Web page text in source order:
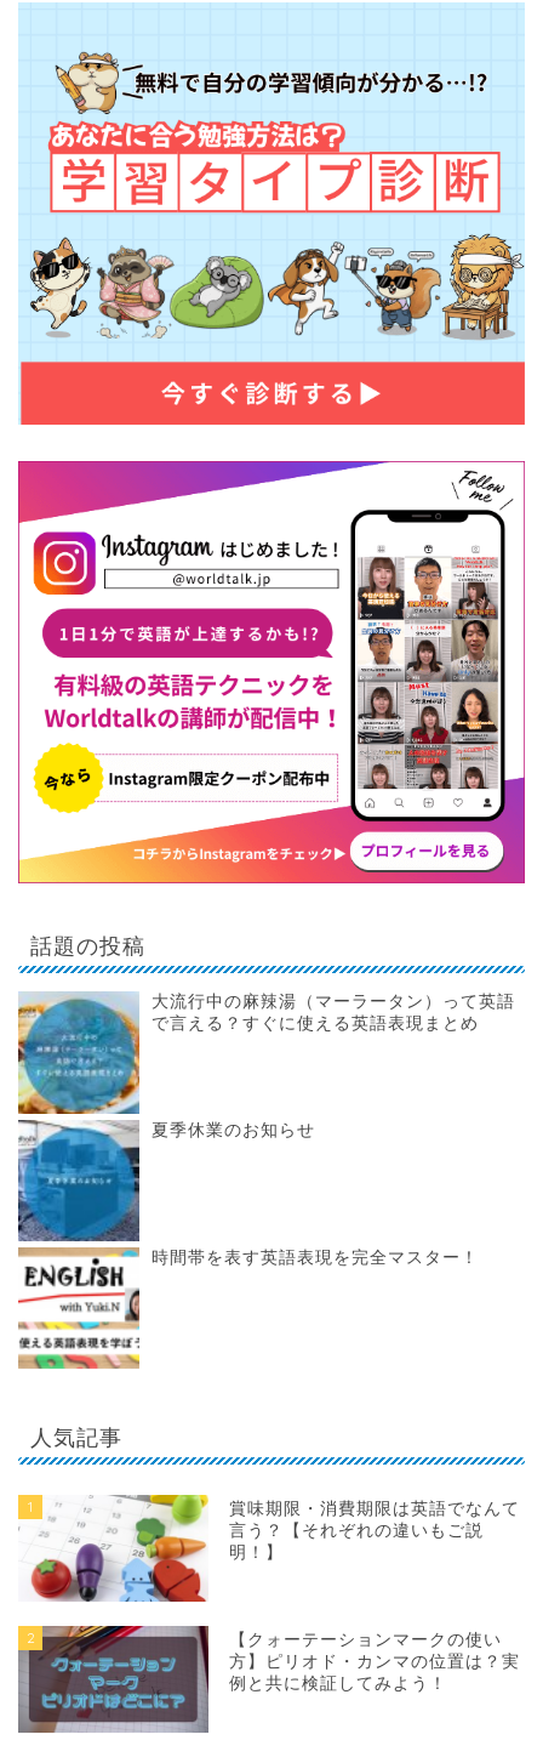
話題の投稿
大流行中の麻辣湯（マーラータン）って英語
で言える？すぐに使える英語表現まとめ
夏季休業のお知らせ
時間帯を表す英語表現を完全マスター！
人気記事
1
賞味期限・消費期限は英語でなんて
言う？【それぞれの違いもご説
明！】
2
【クォーテーションマークの使い
方】ピリオド・カンマの位置は？実
例と共に検証してみよう！